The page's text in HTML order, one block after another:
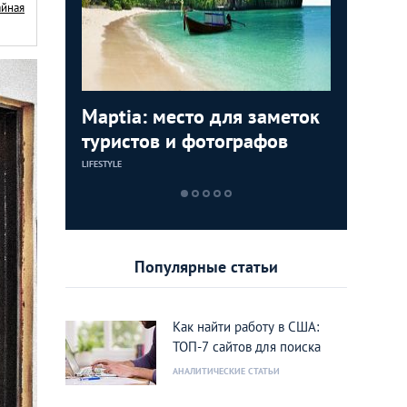
Maptia: место для заметок
туристов и фотографов
LIFESTYLE
Популярные статьи
Как найти работу в США:
ТОП-7 сайтов для поиска
АНАЛИТИЧЕСКИЕ СТАТЬИ